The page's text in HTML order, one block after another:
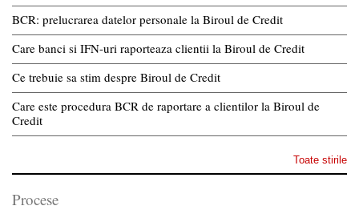
BCR: prelucrarea datelor personale la Biroul de Credit
Care banci si IFN-uri raporteaza clientii la Biroul de Credit
Ce trebuie sa stim despre Biroul de Credit
Care este procedura BCR de raportare a clientilor la Biroul de
Credit
Toate stirile
Procese